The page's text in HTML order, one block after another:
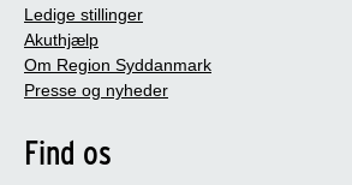
Ledige stillinger
Akuthjælp
Om Region Syddanmark
Presse og nyheder
Find os